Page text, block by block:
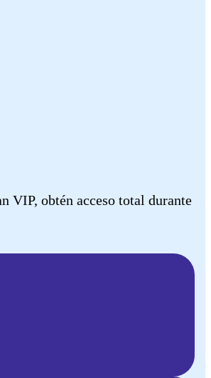
VIP, obtén acceso total durante